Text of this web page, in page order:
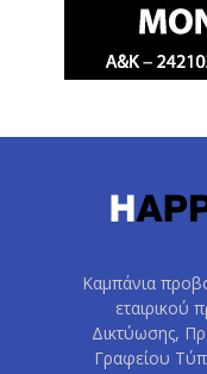
Καμπάνια
εταιρικού
Δικτύωσης,
Γραφείου